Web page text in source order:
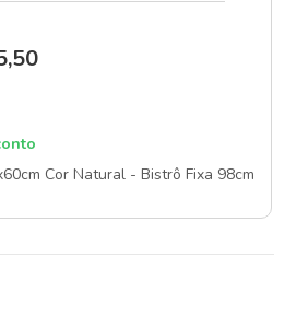
,50
Cor Natural - Bistrô Fixa 98cm